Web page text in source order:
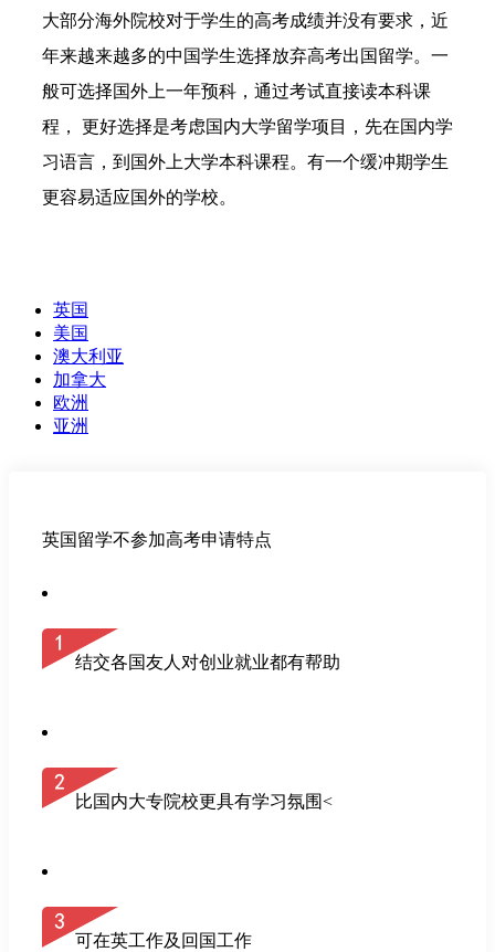
大部分海外院校对于学生的高考成绩并没有要求，近
年来越来越多的中国学生选择放弃高考出国留学。一
般可选择国外上一年预科，通过考试直接读本科课
程， 更好选择是考虑国内大学留学项目，先在国内学
习语言，到国外上大学本科课程。有一个缓冲期学生
更容易适应国外的学校。
英国
美国
澳大利亚
加拿大
欧洲
亚洲
英国留学不参加高考申请特点
结交各国友人对创业就业都有帮助
比国内大专院校更具有学习氛围<
可在英工作及回国工作